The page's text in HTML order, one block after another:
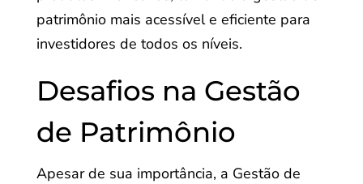
patrimônio mais acessível e eficiente para
investidores de todos os níveis.
Desafios na Gestão
de Patrimônio
Apesar de sua importância, a Gestão de